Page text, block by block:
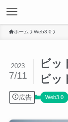
ホーム Web3.0
ビッ
ビッ
2023
7/11
広告 Web3.0